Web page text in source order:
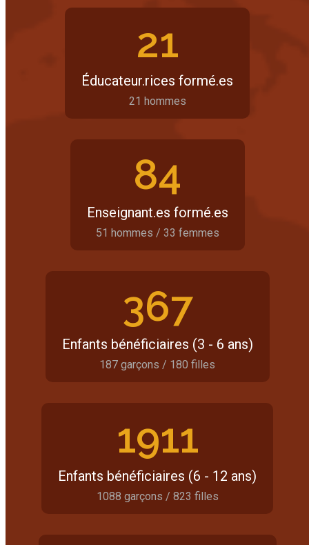
21
Éducateur.rices formé.es
21 hommes
84
Enseignant.es formé.es
51 hommes / 33 femmes
367
Enfants bénéficiaires (3 - 6 ans)
187 garçons / 180 filles
1911
Enfants bénéficiaires (6 - 12 ans)
1088 garçons / 823 filles